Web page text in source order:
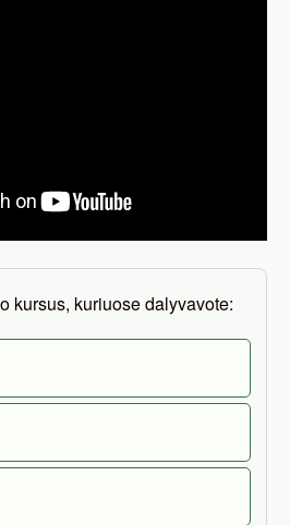
kursus, kuriuose dalyvavote: